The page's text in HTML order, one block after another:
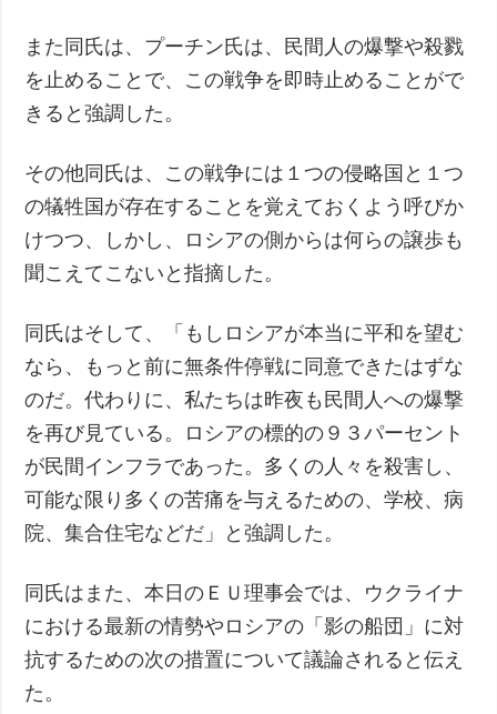
また同氏は、プーチン氏は、民間人の爆撃や殺戮
を止めることで、この戦争を即時止めることがで
きると強調した。
その他同氏は、この戦争には１つの侵略国と１つ
の犠牲国が存在することを覚えておくよう呼びか
けつつ、しかし、ロシアの側からは何らの譲歩も
聞こえてこないと指摘した。
同氏はそして、「もしロシアが本当に平和を望む
なら、もっと前に無条件停戦に同意できたはずな
のだ。代わりに、私たちは昨夜も民間人への爆撃
を再び見ている。ロシアの標的の９３パーセント
が民間インフラであった。多くの人々を殺害し、
可能な限り多くの苦痛を与えるための、学校、病
院、集合住宅などだ」と強調した。
同氏はまた、本日のＥＵ理事会では、ウクライナ
における最新の情勢やロシアの「影の船団」に対
抗するための次の措置について議論されると伝え
た。